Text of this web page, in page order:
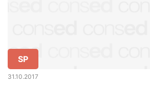
SP
31.10.2017